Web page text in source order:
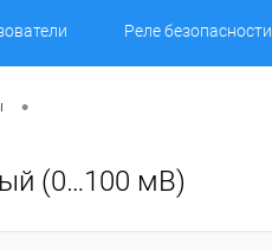
Реле безопасности
•
(0…100 мВ)